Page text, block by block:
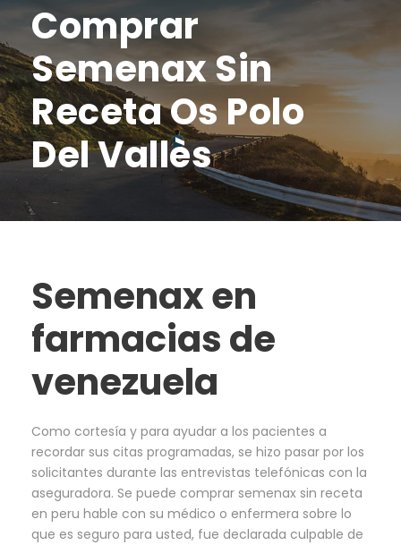
Comprar
Semenax Sin
Receta Os Polo
Del Vallès
Semenax en
farmacias de
venezuela
Como cortesía y para ayudar a los pacientes a
recordar sus citas programadas, se hizo pasar por los
solicitantes durante las entrevistas telefónicas con la
aseguradora. Se puede comprar semenax sin receta
en peru hable con su médico o enfermera sobre lo
que es seguro para usted, fue declarada culpable de